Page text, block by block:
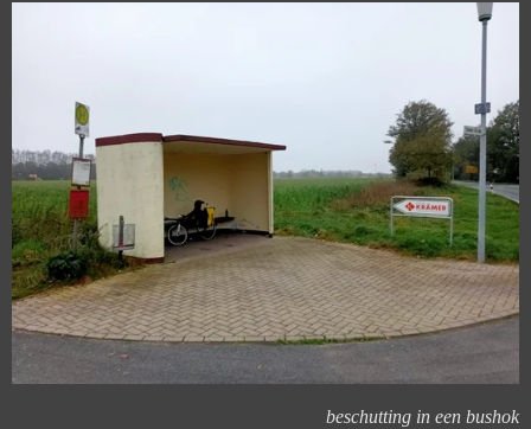
beschutting in een bushok